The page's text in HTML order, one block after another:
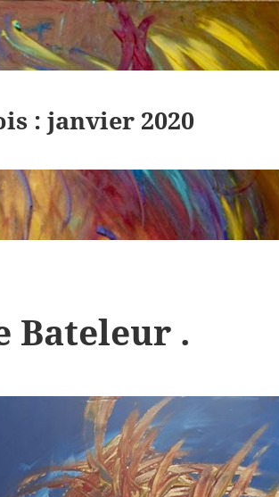
:janvier 2020
Bateleur .